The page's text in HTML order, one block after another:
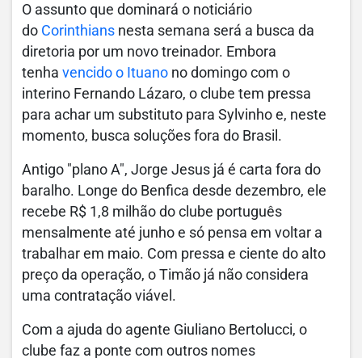
O assunto que dominará o noticiário
do Corinthians nesta semana será a busca da
diretoria por um novo treinador. Embora
tenha vencido o Ituano no domingo com o
interino Fernando Lázaro, o clube tem pressa
para achar um substituto para Sylvinho e, neste
momento, busca soluções fora do Brasil.
Antigo "plano A", Jorge Jesus já é carta fora do
baralho. Longe do Benfica desde dezembro, ele
recebe R$ 1,8 milhão do clube português
mensalmente até junho e só pensa em voltar a
trabalhar em maio. Com pressa e ciente do alto
preço da operação, o Timão já não considera
uma contratação viável.
Com a ajuda do agente Giuliano Bertolucci, o
clube faz a ponte com outros nomes